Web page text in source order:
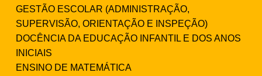
GESTÃO ESCOLAR (ADMINISTRAÇÃO,
SUPERVISÃO, ORIENTAÇÃO E INSPEÇÃO)
DOCÊNCIA DA EDUCAÇÃO INFANTIL E DOS ANOS
INICIAIS
ENSINO DE MATEMÁTICA